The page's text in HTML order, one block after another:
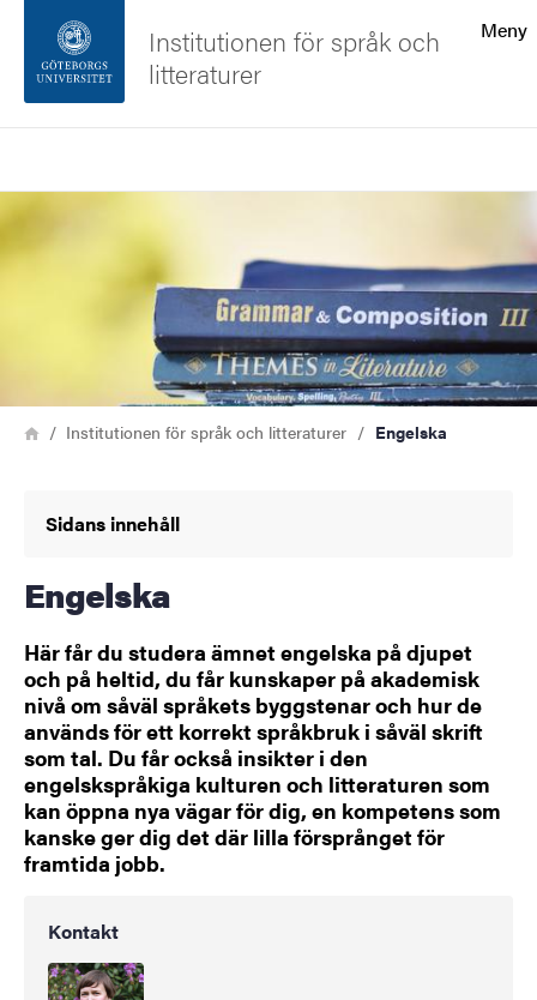
Sidfoten
Om webbplatsen
Meny
Institutionen för språk och
litteraturer
Bild
Länkstig
HemInstitutionen för språk och litteraturer Engelska
Sidans innehåll
Engelska
Här får du studera ämnet engelska på djupet
och på heltid, du får kunskaper på akademisk
nivå om såväl språkets byggstenar och hur de
används för ett korrekt språkbruk i såväl skrift
som tal. Du får också insikter i den
engelskspråkiga kulturen och litteraturen som
kan öppna nya vägar för dig, en kompetens som
kanske ger dig det där lilla försprånget för
framtida jobb.
Kontakt